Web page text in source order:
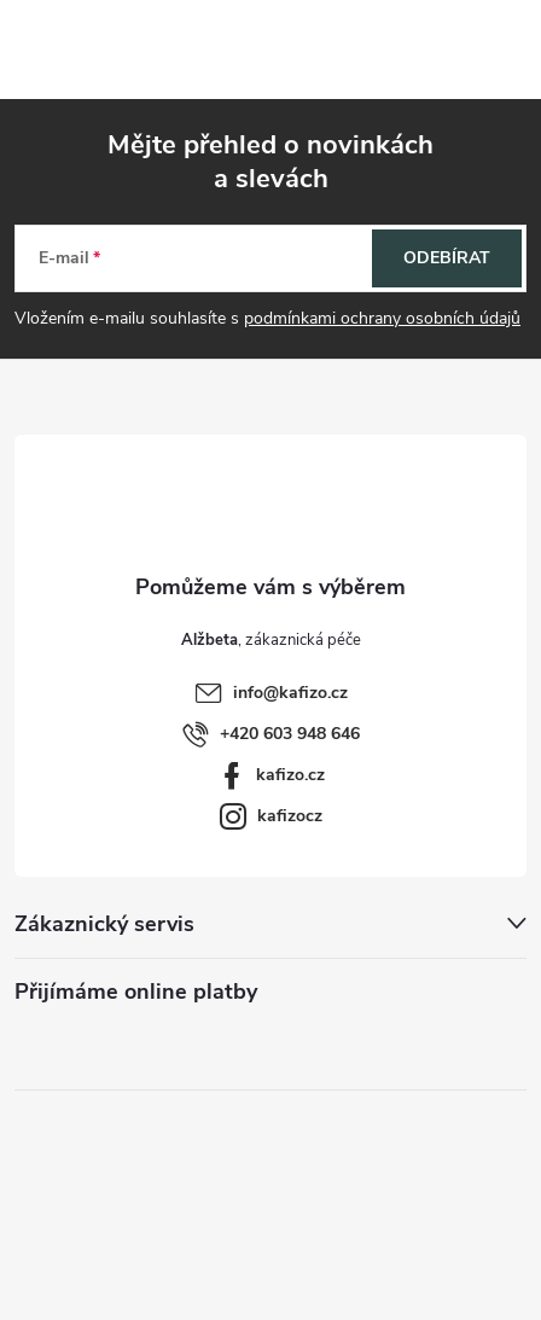
p
a
Mějte přehled o novinkách
a slevách
E-mail
Vložením e-mailu souhlasíte s podmínkami ochrany osobních údajů
ODEBÍRAT
Zákaznický servis
Přijímáme online platby
Alžbeta
info@kafizo.cz
+420 603 948 646
kafizo.cz
kafizocz